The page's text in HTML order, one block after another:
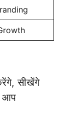
सीखेंगे
आप